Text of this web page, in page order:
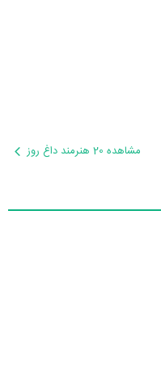
مشاهده 20 هنرمند داغ روز